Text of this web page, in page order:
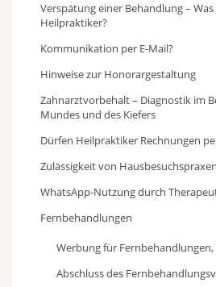
Verspätung einer Behandlung –
Heilpraktiker?
Kommunikation per E-Mail?
Hinweise zur Honorargestaltung
Zahnarztvorbehalt – Diagnostik im
Mundes und des Kiefers
Dürfen Heilpraktiker Rechnungen
Zulässigkeit von Hausbesuchspraxen
WhatsApp-Nutzung durch
Fernbehandlungen
Werbung für Fernbehandlungen,
Abschluss des